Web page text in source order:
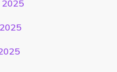
2025